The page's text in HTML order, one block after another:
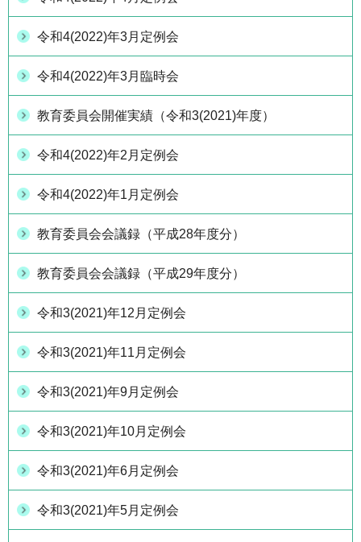
令和4(2022)年3月定例会
令和4(2022)年3月臨時会
教育委員会開催実績（令和3(2021)年度）
令和4(2022)年2月定例会
令和4(2022)年1月定例会
教育委員会会議録（平成28年度分）
教育委員会会議録（平成29年度分）
令和3(2021)年12月定例会
令和3(2021)年11月定例会
令和3(2021)年9月定例会
令和3(2021)年10月定例会
令和3(2021)年6月定例会
令和3(2021)年5月定例会